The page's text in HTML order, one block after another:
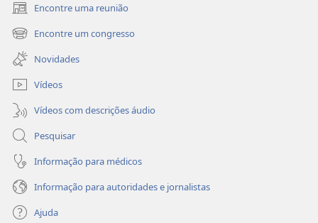
Encontre uma reunião
(abre
uma
nova
janela)
Encontre um congresso
(abre
uma
nova
janela)
Novidades
Vídeos
Vídeos com descrições áudio
Pesquisar
Informação para médicos
Informação para autoridades e jornalistas
Ajuda